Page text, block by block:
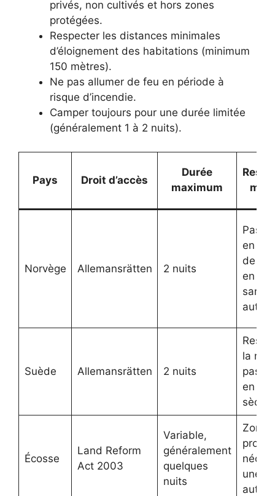
privés, non cultivés et hors zones
protégées.
Respecter les distances minimales
d’éloignement des habitations (minimum
150 mètres).
Ne pas allumer de feu en période à
risque d’incendie.
Camper toujours pour une durée limitée
(généralement 1 à 2 nuits).
Pays Droit d’accès
Durée
maximum
Norvège Allemansrätten 2 nuits
Pas
en
de
en
sans
Suède Allemansrätten 2 nuits
la
pas
en
sèche
Écosse
Land Reform
Act 2003
Variable,
généralement
quelques
nuits
Zones
une